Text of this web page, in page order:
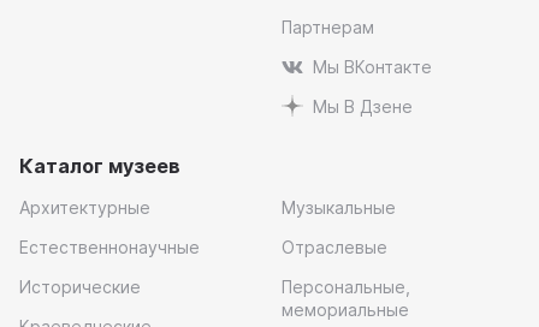
Партнерам
Мы ВКонтакте
Мы В Дзене
Каталог музеев
Архитектурные
Естественнонаучные
Исторические
Музыкальные
Отраслевые
Персональные,
мемориальные